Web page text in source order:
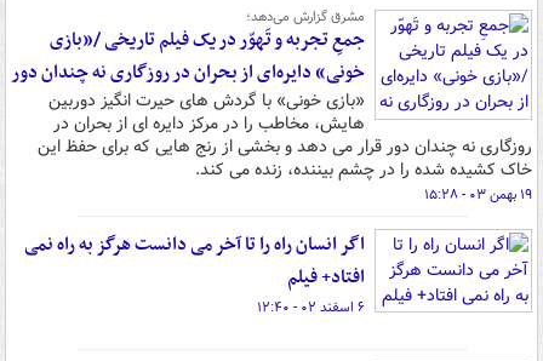
مشرق گزارش می‌دهد؛
جمعِ تجربه و تَهوّر در یک فیلم تاریخی /«بازی
خونی» دایره‌ای از بحران در روزگاری نه چندان دور
«بازی خونی» با گردش های حیرت انگیز دوربین
هایش، مخاطب را در مرکز دایره ای از بحران در
روزگاری نه چندان دور قرار می دهد و بخشی از رنج هایی که برای حفظ این
خاک کشیده شده را در چشم بیننده، زنده می کند.
۱۹ بهمن ۰۳ - ۱۵:۲۸
اگر انسان راه را تا آخر می دانست هرگز به راه نمی
افتاد+ فیلم
۶ اسفند ۰۲ - ۱۲:۴۰